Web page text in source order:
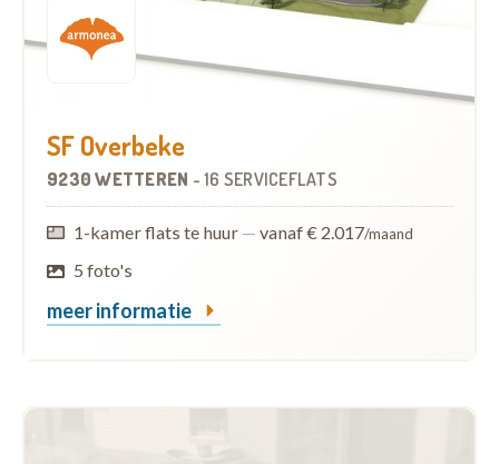
SF Overbeke
9230 WETTEREN - 16 SERVICEFLATS
1-kamer flats te huur — vanaf € 2.017/maand
5 foto's
meer informatie